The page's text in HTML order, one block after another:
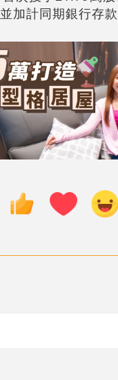
計同期銀行存